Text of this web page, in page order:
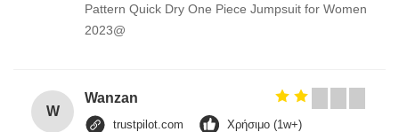
Pattern Quick Dry One Piece Jumpsuit for Women
2023@
W
Wanzan
trustpilot.com Χρήσιμο (1w+)